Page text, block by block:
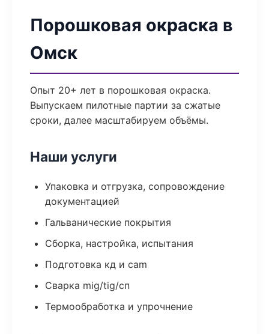
Порошковая окраска в
Омск
Опыт 20+ лет в порошковая окраска.
Выпускаем пилотные партии за сжатые
сроки, далее масштабируем объёмы.
Наши услуги
Упаковка и отгрузка, сопровождение
документацией
Гальванические покрытия
Сборка, настройка, испытания
Подготовка кд и cam
Сварка mig/tig/сп
Термообработка и упрочнение